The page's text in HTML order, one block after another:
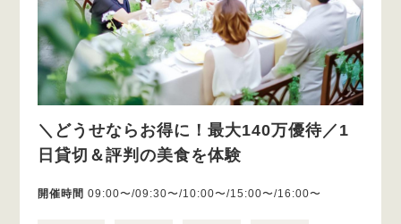
＼どうせならお得に！最大140万優待／1
日貸切＆評判の美食を体験
開催時間 09:00〜/09:30〜/10:00〜/15:00〜/16:00〜